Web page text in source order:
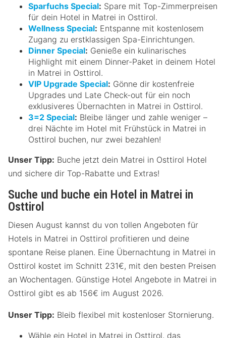
Sparfuchs Special: Spare mit Top-Zimmerpreisen
für dein Hotel in Matrei in Osttirol.
Wellness Special: Entspanne mit kostenlosem
Zugang zu erstklassigen Spa-Einrichtungen.
Dinner Special: Genieße ein kulinarisches
Highlight mit einem Dinner-Paket in deinem Hotel
in Matrei in Osttirol.
VIP Upgrade Special: Gönne dir kostenfreie
Upgrades und Late Check-out für ein noch
exklusiveres Übernachten in Matrei in Osttirol.
3=2 Special: Bleibe länger und zahle weniger –
drei Nächte im Hotel mit Frühstück in Matrei in
Osttirol buchen, nur zwei bezahlen!
Unser Tipp: Buche jetzt dein Matrei in Osttirol Hotel
und sichere dir Top-Rabatte und Extras!
Suche und buche ein Hotel in Matrei in
Osttirol
Diesen August kannst du von tollen Angeboten für
Hotels in Matrei in Osttirol profitieren und deine
spontane Reise planen. Eine Übernachtung in Matrei in
Osttirol kostet im Schnitt 231€, mit den besten Preisen
an Wochentagen. Günstige Hotel Angebote in Matrei in
Osttirol gibt es ab 156€ im August 2026.
Unser Tipp: Bleib flexibel mit kostenloser Stornierung.
Wähle ein Hotel in Matrei in Osttirol, das